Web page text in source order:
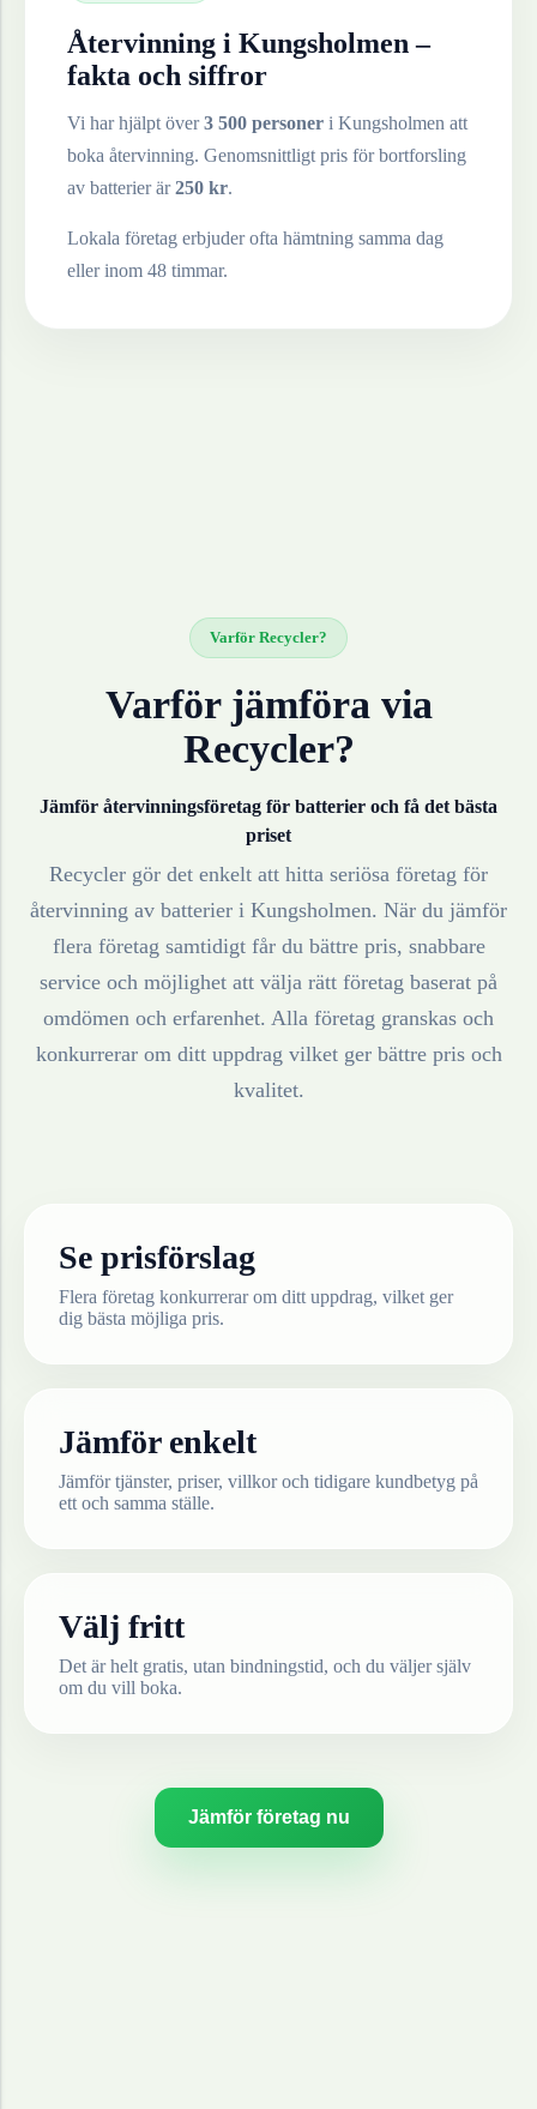
Återvinning i Kungsholmen –
fakta och siffror
Vi har hjälpt över3 500 personer i Kungsholmen att
boka återvinning. Genomsnittligt pris för bortforsling
av batterierär250 kr.
Lokala företag erbjuder ofta hämtning samma dag
eller inom 48 timmar.
Varför Recycler?
Varför jämföra via
Recycler?
Jämför återvinningsföretag för batterier och få det bästa
priset
Recycler gör det enkelt att hitta seriösa företag för
återvinning av batterier i Kungsholmen. När du jämför
flera företag samtidigt får du bättre pris, snabbare
service och möjlighet att välja rätt företag baserat på
omdömen och erfarenhet. Alla företag granskas och
konkurrerar om ditt uppdrag vilket ger bättre pris och
kvalitet.
Se prisförslag
Flera företag konkurrerar om ditt uppdrag, vilket ger
dig bästa möjliga pris.
Jämför enkelt
Jämför tjänster, priser, villkor och tidigare kundbetyg på
ett och samma ställe.
Välj fritt
Det är helt gratis, utan bindningstid, och du väljer själv
om du vill boka.
Jämför företag nu